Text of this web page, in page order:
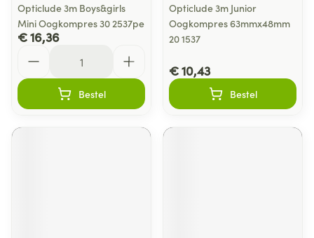
Opticlude 3m Boys&girls
Mini Oogkompres 30 2537pe
€ 16,36
Bestel
Opticlude 3m Junior
Oogkompres 63mmx48mm
20 1537
€ 10,43
Bestel